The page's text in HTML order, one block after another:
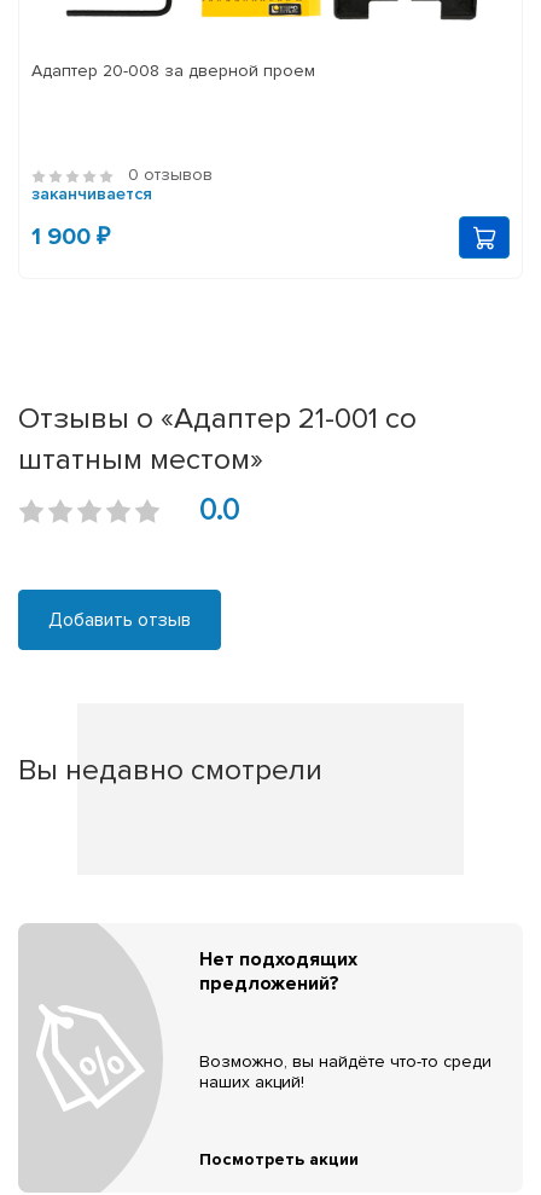
Адаптер 20-008 за дверной проем
0 отзывов
заканчивается
1 900 ₽
Отзывы о «Адаптер 21-001 со
штатным местом»
0.0
Добавить отзыв
Вы недавно смотрели
Нет подходящих
предложений?
Возможно, вы найдёте что-то среди
наших акций!
Посмотреть акции